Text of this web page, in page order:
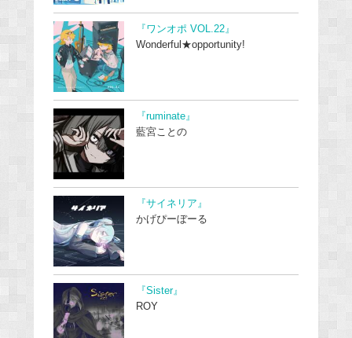
『ワンオポ VOL.22』
Wonderful★opportunity!
『ruminate』
藍宮ことの
『サイネリア』
かげぴーぼーる
『Sister』
ROY